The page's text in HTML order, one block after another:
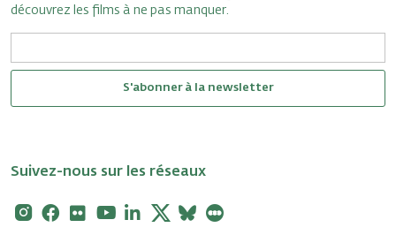
découvrez les films à ne pas manquer.
S'abonner à la newsletter
Suivez-nous sur les réseaux
Instagram
Facebook
FlickrYoutubeLinkedin
X Bluesky